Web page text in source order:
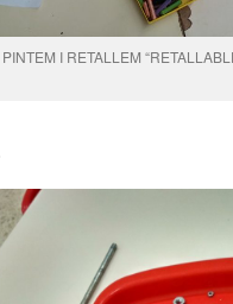
PINTEM I RETALLEM